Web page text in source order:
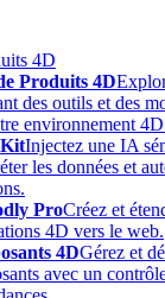
4D
Produits 4D
des outils et des
environnement
Injectez une IA
les données et
ProCréez et
4D vers le web.
4DGérez et
avec un